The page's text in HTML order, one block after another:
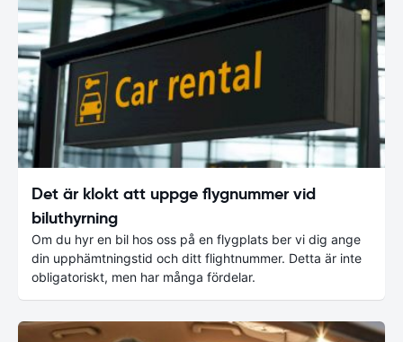
Det är klokt att uppge flygnummer vid
biluthyrning
Om du hyr en bil hos oss på en flygplats ber vi dig ange
din upphämtningstid och ditt flightnummer. Detta är inte
obligatoriskt, men har många fördelar.